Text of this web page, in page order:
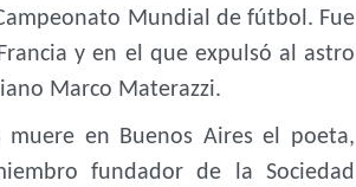
Mundial de fútbol. Fue
y en el que expulsó al astro
Marco Materazzi.
muere en Buenos Aires el poeta,
fundador de la Sociedad